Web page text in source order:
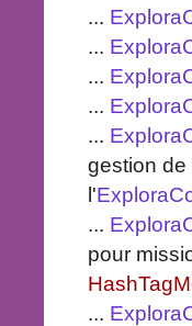
...
...
...
...
...
gestion de
l'
...
pour
...